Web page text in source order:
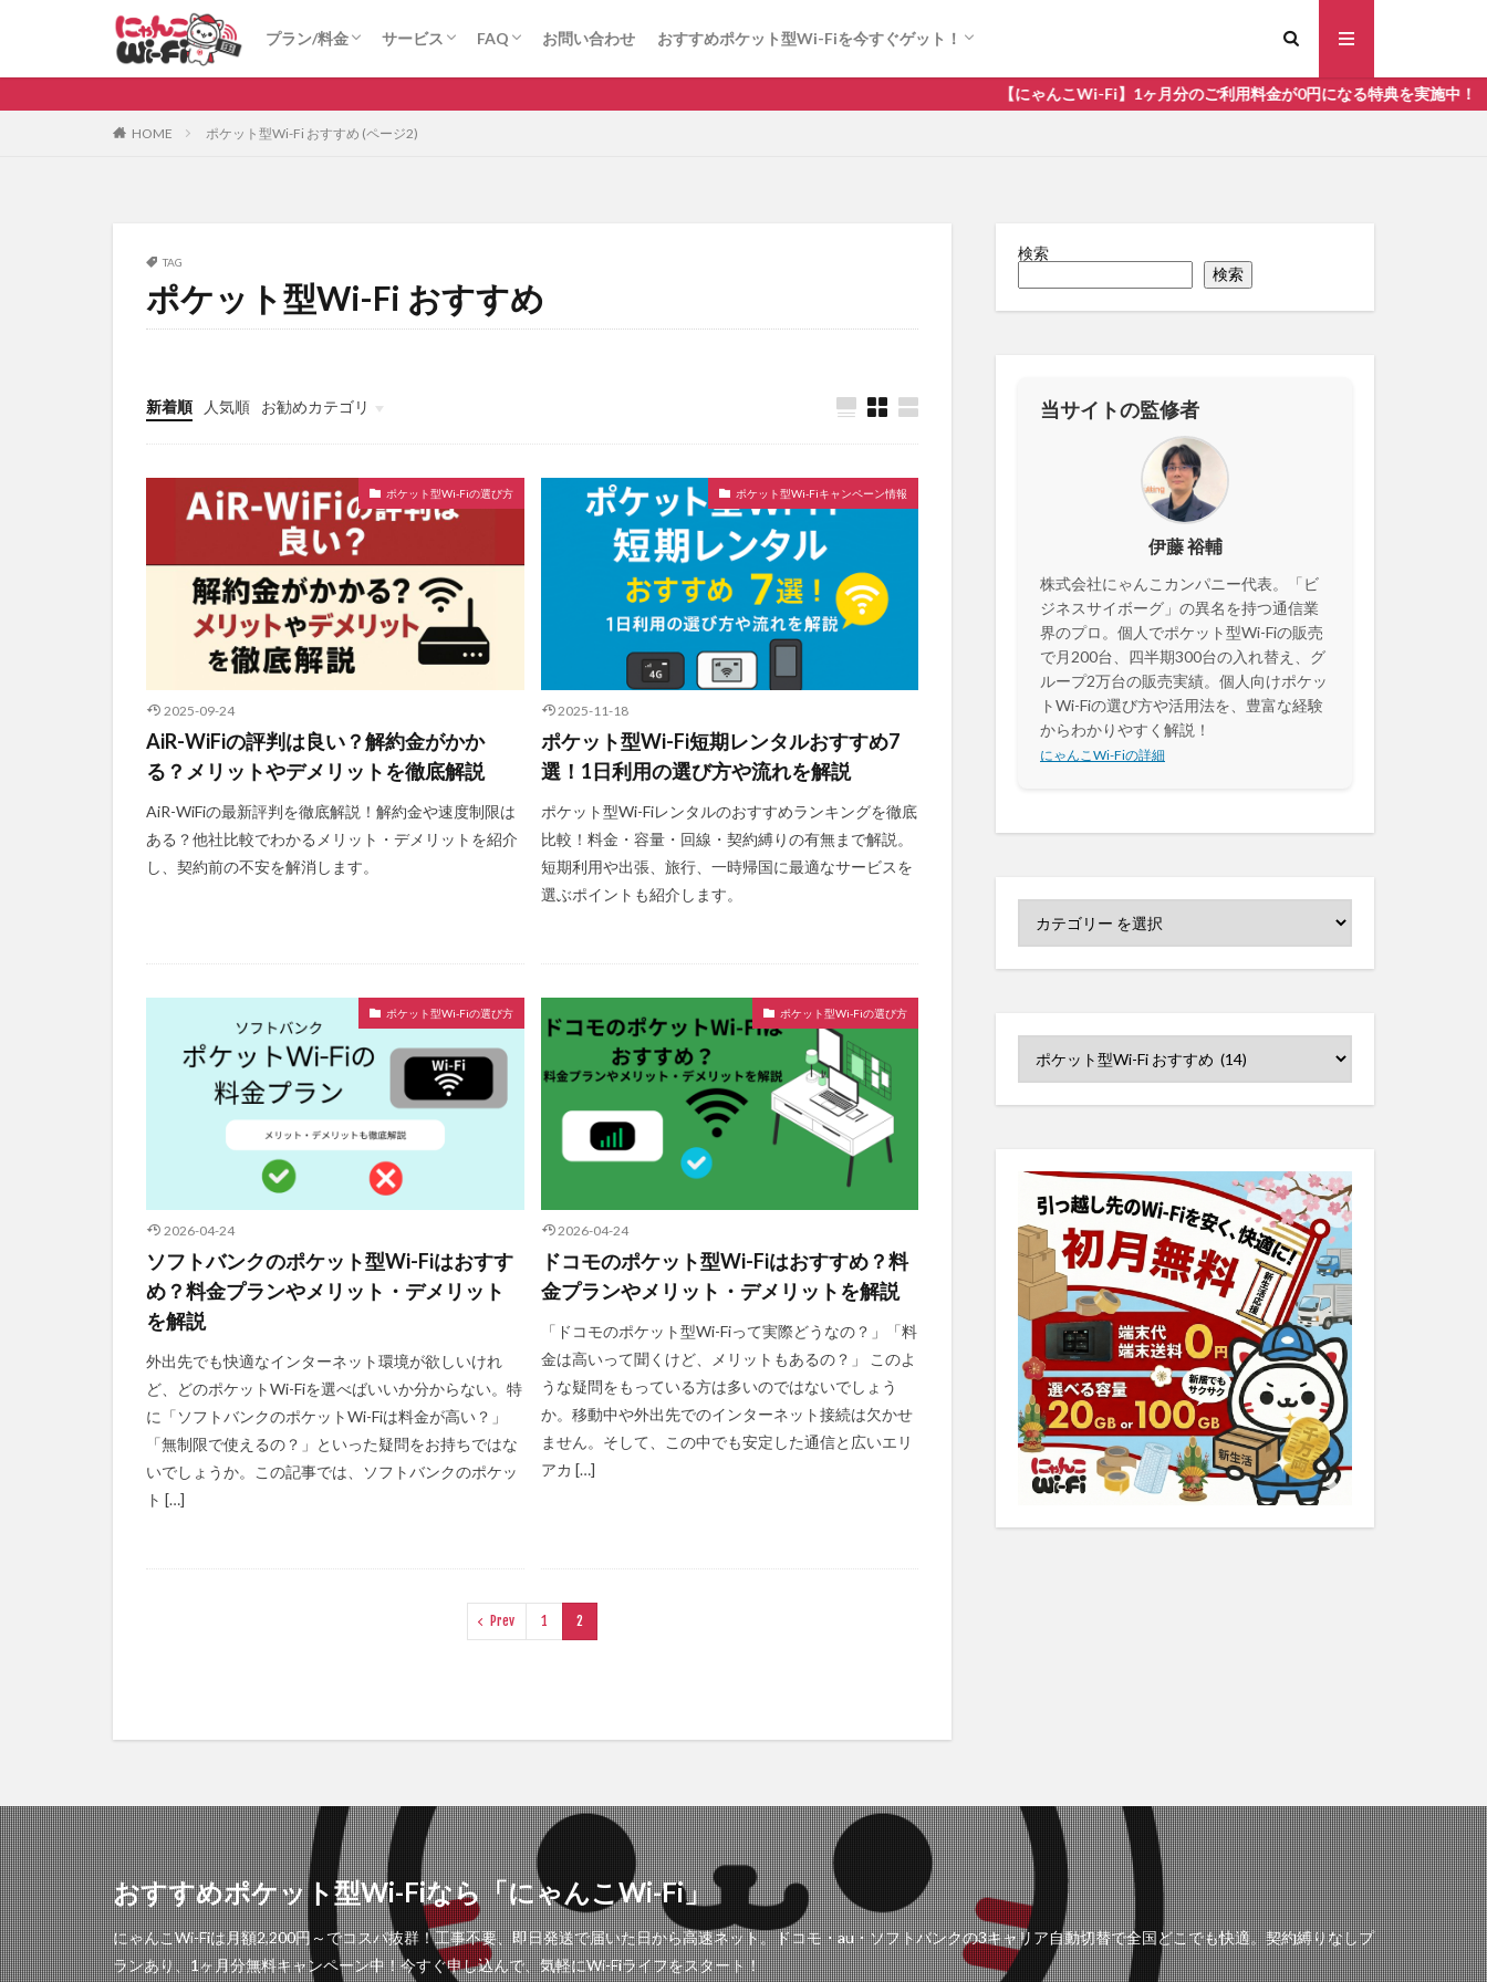
プラン/料金 サービス FAQ お問い合わせ おすすめポケット型Wi-Fiを今すぐゲット！
【にゃんこWi-Fi】1ヶ月分のご利用料金が0円になる特典を実施中！
HOME ポケット型Wi-Fi おすすめ (ページ2)
TAG
ポケット型Wi-Fi おすすめ
新着順 人気順 お勧めカテゴリ
ポケット型Wi-Fiの選び方
2025-09-24
AiR-WiFiの評判は良い？解約金がかか
る？メリットやデメリットを徹底解説
AiR-WiFiの最新評判を徹底解説！解約金や速度制限は
ある？他社比較でわかるメリット・デメリットを紹介
し、契約前の不安を解消します。
ポケット型Wi-Fiキャンペーン情報
2025-11-18
ポケット型Wi-Fi短期レンタルおすすめ7
選！1日利用の選び方や流れを解説
ポケット型Wi-Fiレンタルのおすすめランキングを徹底
比較！料金・容量・回線・契約縛りの有無まで解説。
短期利用や出張、旅行、一時帰国に最適なサービスを
選ぶポイントも紹介します。
ポケット型Wi-Fiの選び方
2026-04-24
ソフトバンクのポケット型Wi-Fiはおすす
め？料金プランやメリット・デメリット
を解説
外出先でも快適なインターネット環境が欲しいけれ
ど、どのポケットWi-Fiを選べばいいか分からない。特
に「ソフトバンクのポケットWi-Fiは料金が高い？」
「無制限で使えるの？」といった疑問をお持ちではな
いでしょうか。この記事では、ソフトバンクのポケッ
ト […]
ポケット型Wi-Fiの選び方
2026-04-24
ドコモのポケット型Wi-Fiはおすすめ？料
金プランやメリット・デメリットを解説
「ドコモのポケット型Wi-Fiって実際どうなの？」「料
金は高いって聞くけど、メリットもあるの？」 このよ
うな疑問をもっている方は多いのではないでしょう
か。移動中や外出先でのインターネット接続は欠かせ
ません。そして、この中でも安定した通信と広いエリ
アカ […]
Prev 1 2
検索
検索
当サイトの監修者
伊藤 裕輔
株式会社にゃんこカンパニー代表。「ビ
ジネスサイボーグ」の異名を持つ通信業
界のプロ。個人でポケット型Wi-Fiの販売
で月200台、四半期300台の入れ替え、グ
ループ2万台の販売実績。個人向けポケッ
トWi-Fiの選び方や活用法を、豊富な経験
からわかりやすく解説！
にゃんこWi-Fiの詳細
おすすめポケット型Wi-Fiなら「にゃんこWi-Fi」
にゃんこWi-Fiは月額2,200円～でコスパ抜群！工事不要、即日発送で届いた日から高速ネット。ドコモ・au・ソフトバンクの3キャリア自動切替で全国どこでも快適。契約縛りなしプ
ランあり、1ヶ月分無料キャンペーン中！今すぐ申し込んで、気軽にWi-Fiライフをスタート！
カテゴリ
ポケット型Wi-Fi ドコモ